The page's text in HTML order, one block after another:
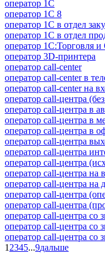
оператор 1C
оператор 1С 8
оператор 1С в отдел
оператор 1С в отдел
оператор 1С:Торговля и
оператор 3D-принтера
оператор call-center
оператор call-center в
оператор call-center на
оператор call-центра
оператор call-центра в
оператор call-центра в
оператор call-центра в
оператор call-центра
оператор call-центра
оператор call-центра
оператор call-центра
оператор call-центра на
оператор call-центра
оператор call-центра
оператор call-центра со
оператор call-центра со
оператор call-центра со
1 2345...9дальше